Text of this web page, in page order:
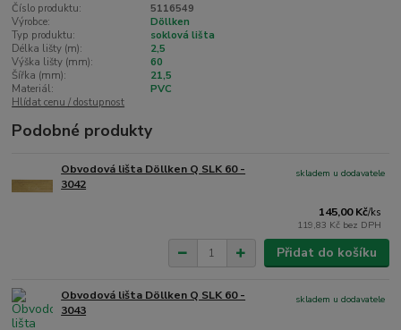
Číslo produktu:
5116549
Výrobce:
Döllken
Typ produktu:
soklová lišta
Délka lišty (m):
2,5
Výška lišty (mm):
60
Šířka (mm):
21,5
Materiál:
PVC
Hlídat cenu / dostupnost
Podobné produkty
Obvodová lišta Döllken Q SLK 60 -
3042
145,00 Kč/ks
119,83 Kč bez DPH
skladem u dodavatele
Přidat do košíku
Obvodová lišta Döllken Q SLK 60 -
3043
skladem u dodavatele